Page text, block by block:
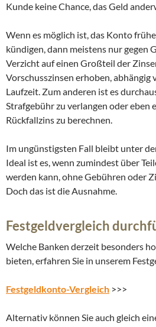
Kunde keine Chance, das Geld
Wenn es möglich ist, das Konto
kündigen, dann meistens nur gegen
Verzicht auf einen Großteil der
Vorschusszinsen erhoben, abhängig
Laufzeit. Zum anderen ist es
Strafgebühr zu verlangen oder eben
Rückfallzins zu berechnen.
Im ungünstigsten Fall bleibt unter
Ideal ist es, wenn zumindest über
werden kann, ohne Gebühren oder
Doch das ist die Ausnahme.
Festgeldvergleich
Welche Banken derzeit besonders
bieten, erfahren Sie in unserem
Festgeldkonto-Vergleich >>>
Alternativ können Sie auch gleich